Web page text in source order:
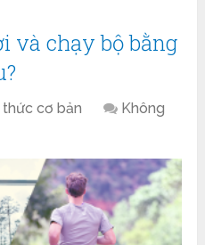
và chạy bộ bằng
thức cơ bản
Không